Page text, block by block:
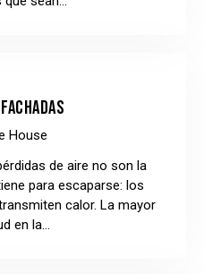
House
de aire no son la
para escaparse: los
calor. La mayor
en la…